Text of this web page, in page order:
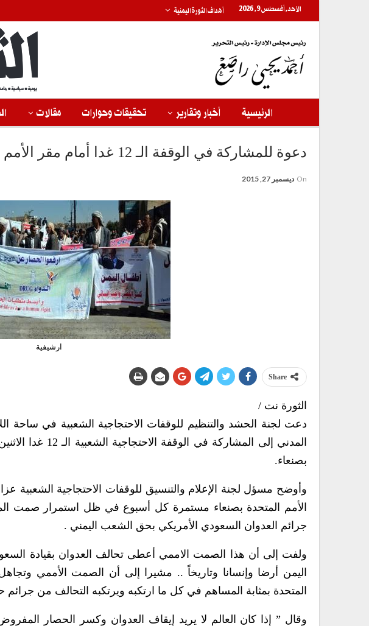
الأحد, أغسطس 9, 2026 أهداف الثورة اليمنية
الرئيسية أخبار وتقارير تحقيقات وحوارات مقالات
دعوة للمشاركة في الوقفة الـ 12 غدا أمام مقر الأمم المتحدة بصنعاء
On ديسمبر 27, 2015
ارشيفية
Share
الثورة نت /
دعت لجنة الحشد والتنظيم للوقفات الاحتجاجية الشعبية في ساحة
المدني إلى
بصنعاء.
وأوضح مسؤل لجنة الإعلام والتنسيق للوقفات الاحتجاجية الشعبية
الأمم المتحدة بصنعاء مستمرة كل أسبوع في ظل استمرار صمت
جرائم العدوان السعودي الأمريكي بحق الشعب اليمني .
ولفت إلى أن هذا الصمت الاممي أعطى تحالف العدوان بقيادة
اليمن أرضا وإنسانا وتاريخاً .. مشيرا إلى أن الصمت الأممي
المتحدة بمثابة المساهم في كل ما ارتكبه ويرتكبه التحالف من
وقال ” إذا كان العالم لا يريد إيقاف العدوان وكسر الحصار